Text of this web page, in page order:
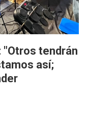
"Otros tendrán
así;